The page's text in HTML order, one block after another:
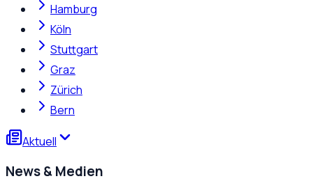
Hamburg
Köln
Stuttgart
Graz
Zürich
Bern
Aktuell
News & Medien